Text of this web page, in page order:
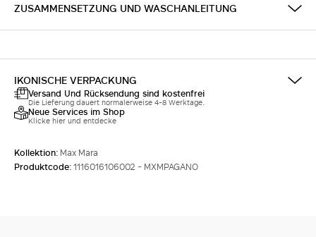
ZUSAMMENSETZUNG UND WASCHANLEITUNG
IKONISCHE VERPACKUNG
Versand Und Rücksendung sind kostenfrei
Die Lieferung dauert normalerweise 4-8 Werktage.
Neue Services im Shop
Klicke hier und entdecke
Kollektion: Max Mara
Produktcode:1116016106002 - MXMPAGANO